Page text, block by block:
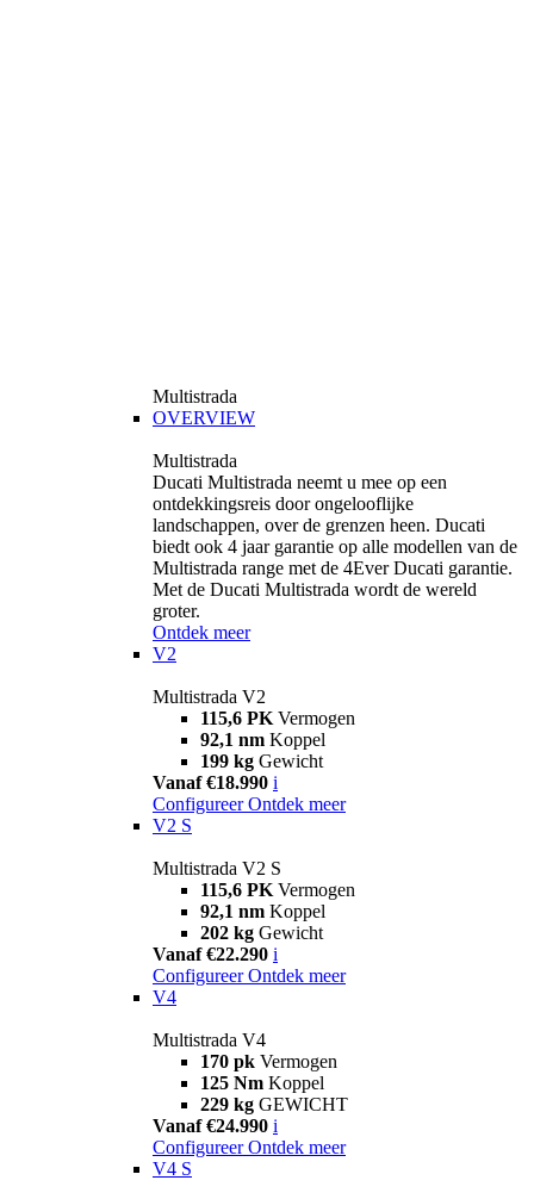
Multistrada
OVERVIEW
Multistrada
Ducati Multistrada neemt u mee op een
ontdekkingsreis door ongelooflijke
landschappen, over de grenzen heen. Ducati
biedt ook 4 jaar garantie op alle modellen van de
Multistrada range met de 4Ever Ducati garantie.
Met de Ducati Multistrada wordt de wereld
groter.
Ontdek meer
V2
Multistrada V2
115,6 PK Vermogen
92,1 nm Koppel
199 kg Gewicht
Vanaf €18.990 i
Configureer Ontdek meer
V2 S
Multistrada V2 S
115,6 PK Vermogen
92,1 nm Koppel
202 kg Gewicht
Vanaf €22.290 i
Configureer Ontdek meer
V4
Multistrada V4
170 pk Vermogen
125 Nm Koppel
229 kg GEWICHT
Vanaf €24.990 i
Configureer Ontdek meer
V4 S